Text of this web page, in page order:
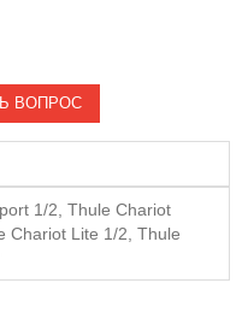
ВОПРОС
1/2, Thule Chariot
Chariot Lite 1/2, Thule